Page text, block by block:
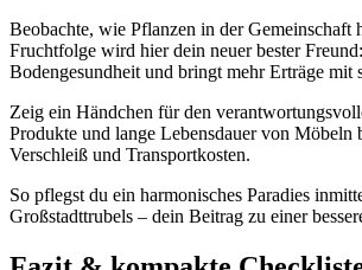
Beobachte, wie Pflanzen in der Gemeinschaft
Fruchtfolge wird hier dein neuer bester
Bodengesundheit und bringt mehr Erträge mit
Zeig ein Händchen für den
Produkte und lange Lebensdauer von Möbeln
Verschleiß und Transportkosten.
So pflegst du ein harmonisches Paradies
Großstadttrubels – dein Beitrag zu einer